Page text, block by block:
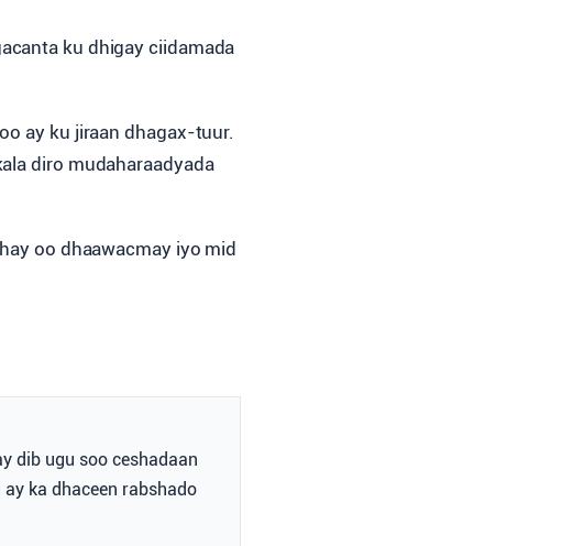
ku dhigay ciidamada
ay ku jiraan dhagax-tuur.
diro mudaharaadyada
oo dhaawacmay iyo mid
dib ugu soo ceshadaan
ka dhaceen rabshado